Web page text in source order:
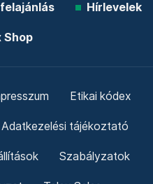
felajánlás Hírlevelek
Shop
Etikai kódex
Adatkezelési tájékoztató
Szabályzatok